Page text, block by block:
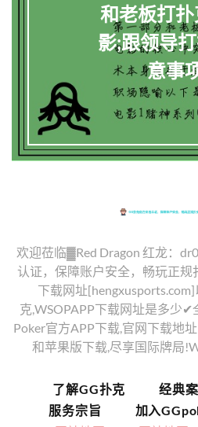
和老板打
影;跟领导
意事
欢迎莅临▓Red Dragon 红龙：
认证，保障账户安全，畅玩正规
下载网址
克,WSOPAPP下载网址是多少✔
Poker官方APP下载,官网下载地
和苹果版下载,尽享国际牌局
了解GG扑克 经典
服务宗旨
加入